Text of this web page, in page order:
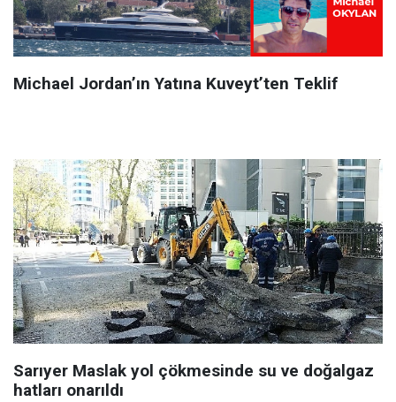
Michael Jordan’ın Yatına Kuveyt’ten Teklif
Sarıyer Maslak yol çökmesinde su ve doğalgaz
hatları onarıldı